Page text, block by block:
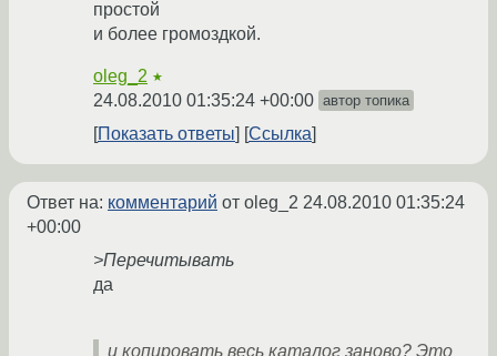
простой
и более громоздкой.
oleg_2 ★
24.08.2010 01:35:24 +00:00 автор топика
Показать ответы Ссылка
Ответ на: комментарий от oleg_2 24.08.2010 01:35:24
+00:00
>Перечитывать
да
и копировать весь каталог заново? Это